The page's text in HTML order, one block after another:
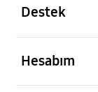
Destek
Hesabım